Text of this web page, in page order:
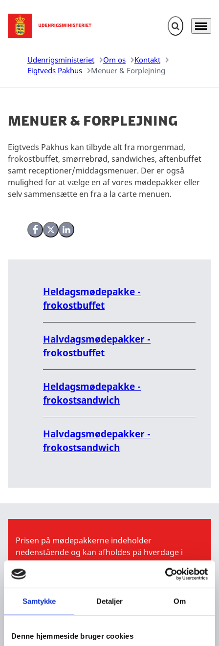
Samtykke Detaljer Om
Denne hjemmeside bruger cookies
Gå til forsiden Fold søgefelt
Menu
Udenrigsministeriet Om os
Kontakt
Eigtveds Pakhus
Menuer & Forplejning
Menuer & Forplejning
Del på Facebook
Del på X (Twitter)
Del på LinkedIn
Eigtveds Pakhus kan tilbyde alt fra morgenmad,
frokostbuffet, smørrebrød, sandwiches, aftenbuffet
samt receptioner/middagsmenuer. Der er også
mulighed for at vælge en af vores mødepakker eller
selv sammensætte en fra a la carte menuen.
Heldagsmødepakke -
frokostbuffet
Halvdagsmødepakker -
frokostbuffet
Heldagsmødepakke -
frokostsandwich
Halvdagsmødepakker -
frokostsandwich
Prisen på mødepakkerne indeholder
nedenstående og kan afholdes på hverdage i
tidsrummet:
A la carte menu